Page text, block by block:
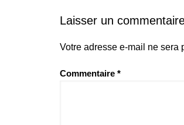
Laisser un
Votre adresse e-mail ne sera
Commentaire *